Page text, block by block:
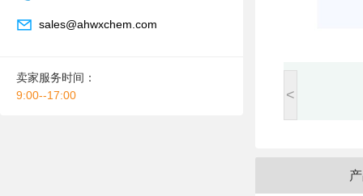
sales@ahwxchem.com
卖家服务时间：
9:00--17:00
<